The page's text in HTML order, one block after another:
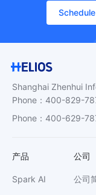
Shanghai Zhenhui
Phone ： 400-829-
Phone ： 400-629-
产品
Spark AI
公司
公司